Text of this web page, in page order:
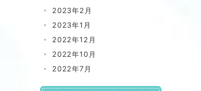
2023年2月
2023年1月
2022年12月
2022年10月
2022年7月